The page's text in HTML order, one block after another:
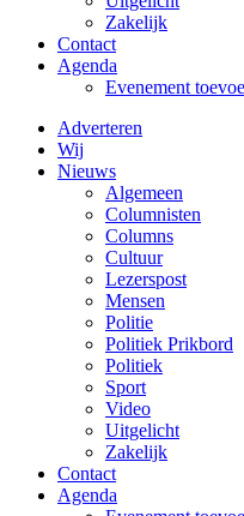
Zakelijk
Contact
Agenda
Evenement
Adverteren
Wij
Nieuws
Algemeen
Columnisten
Columns
Cultuur
Lezerspost
Mensen
Politie
Politiek Prikbord
Politiek
Sport
Video
Uitgelicht
Zakelijk
Contact
Agenda